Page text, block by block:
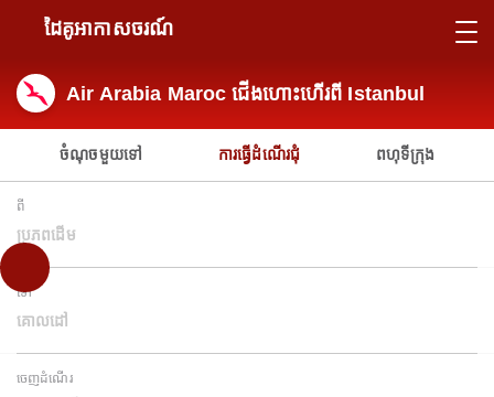
ដៃគូអាកាសចរណ៍
Air Arabia Maroc ជើងហោះហើរពី Istanbul
ចំណុចមួយទៅ ការធ្វើដំណើរជុំ ពហុទីក្រុង
ពី
ប្រភពដើម
ទៅ
គោលដៅ
ចេញដំណើរ